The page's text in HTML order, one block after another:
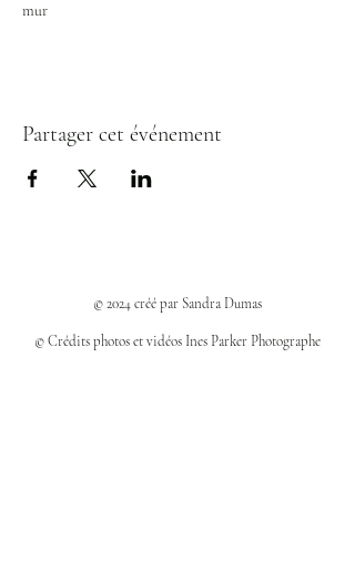
mur
Partager cet événement
© 2024 créé par Sandra Dumas
© Crédits photos et vidéos Ines Parker Photographe